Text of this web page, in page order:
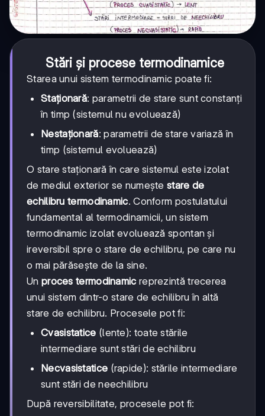
Stări și procese termodinamice
Starea unui sistem termodinamic poate fi:
Staționară: parametrii de stare sunt constanți
în timp (sistemul nu evoluează)
Nestaționară: parametrii de stare variază în
timp (sistemul evoluează)
O stare staționară în care sistemul este izolat
de mediul exterior se numeștestare de
echilibru termodinamic. Conform postulatului
fundamental al termodinamicii, un sistem
termodinamic izolat evoluează spontan și
ireversibil spre o stare de echilibru, pe care nu
o mai părăsește de la sine.
Un proces termodinamic reprezintă trecerea
unui sistem dintr-o stare de echilibru în altă
stare de echilibru. Procesele pot fi:
Cvasistatice (lente): toate stările
intermediare sunt stări de echilibru
Necvasistatice (rapide): stările intermediare
sunt stări de neechilibru
După reversibilitate, procesele pot fi: